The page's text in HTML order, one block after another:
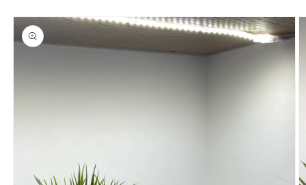
Passa alle
informazioni
sul prodotto